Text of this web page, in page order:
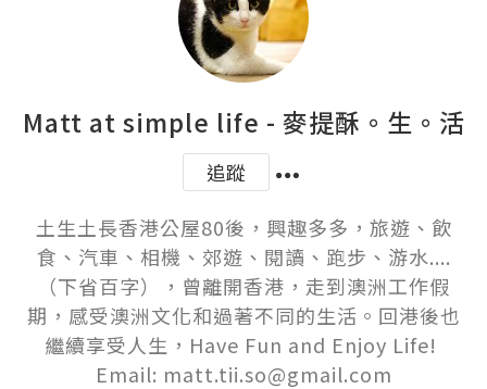
Matt at simple life - 麥提酥。生。活
追蹤
土生土長香港公屋80後，興趣多多，旅遊、飲
食、汽車、相機、郊遊、閱讀、跑步、游水....
（下省百字），曾離開香港，走到澳洲工作假
期，感受澳洲文化和過著不同的生活。回港後也
繼續享受人生，Have Fun and Enjoy Life!
Email: matt.tii.so@gmail.com